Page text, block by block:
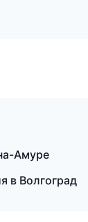
Амуре
в Волгоград